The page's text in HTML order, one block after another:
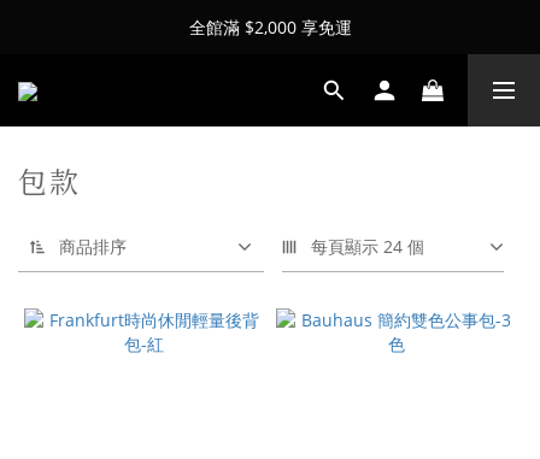
全館滿 $2,000 享免運
包款
商品排序 每頁顯示 24 個